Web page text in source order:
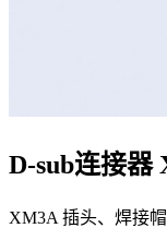
D-sub连接器
XM3A 插头、焊接